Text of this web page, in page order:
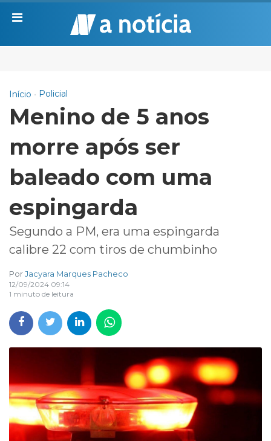
Início Policial
Menino de 5 anos
morre após ser
baleado com uma
espingarda
Segundo a PM, era uma espingarda
calibre 22 com tiros de chumbinho
PorJacyara Marques Pacheco
12/09/2024 09:14
1 minuto de leitura